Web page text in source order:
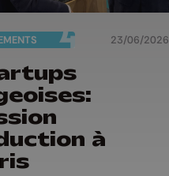
23/06/2026
à